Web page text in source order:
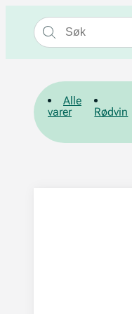
Alle
varer
Rødvin